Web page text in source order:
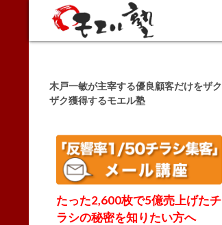
Search
木戸一敏が主宰する優良顧客だけをザク
ザク獲得するモエル塾
たった2,600枚で5億売上げたチ
ラシの秘密を知りたい方へ